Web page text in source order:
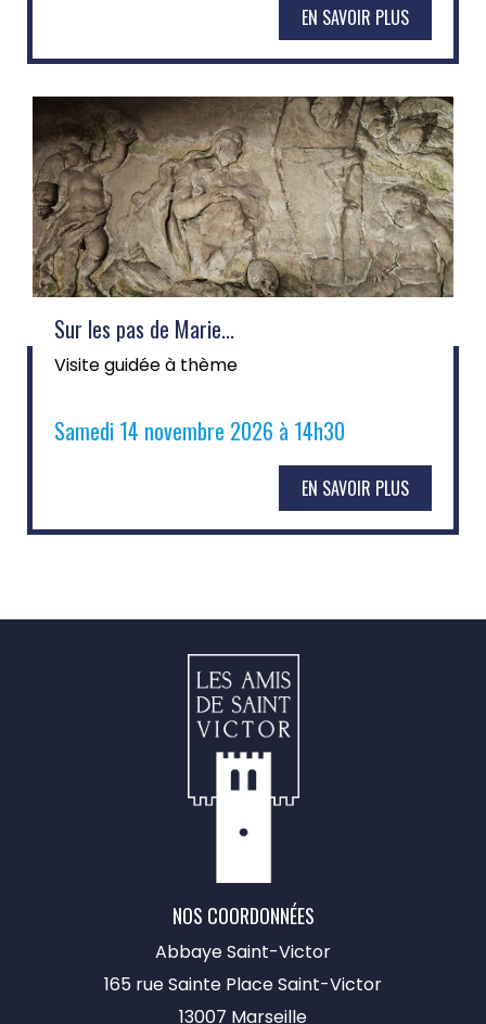
EN SAVOIR PLUS
Sur les pas de Marie...
Visite guidée à thème
Samedi 14 novembre 2026 à 14h30
EN SAVOIR PLUS
NOS COORDONNÉES
Abbaye Saint-Victor
165 rue Sainte Place Saint-Victor
13007 Marseille​